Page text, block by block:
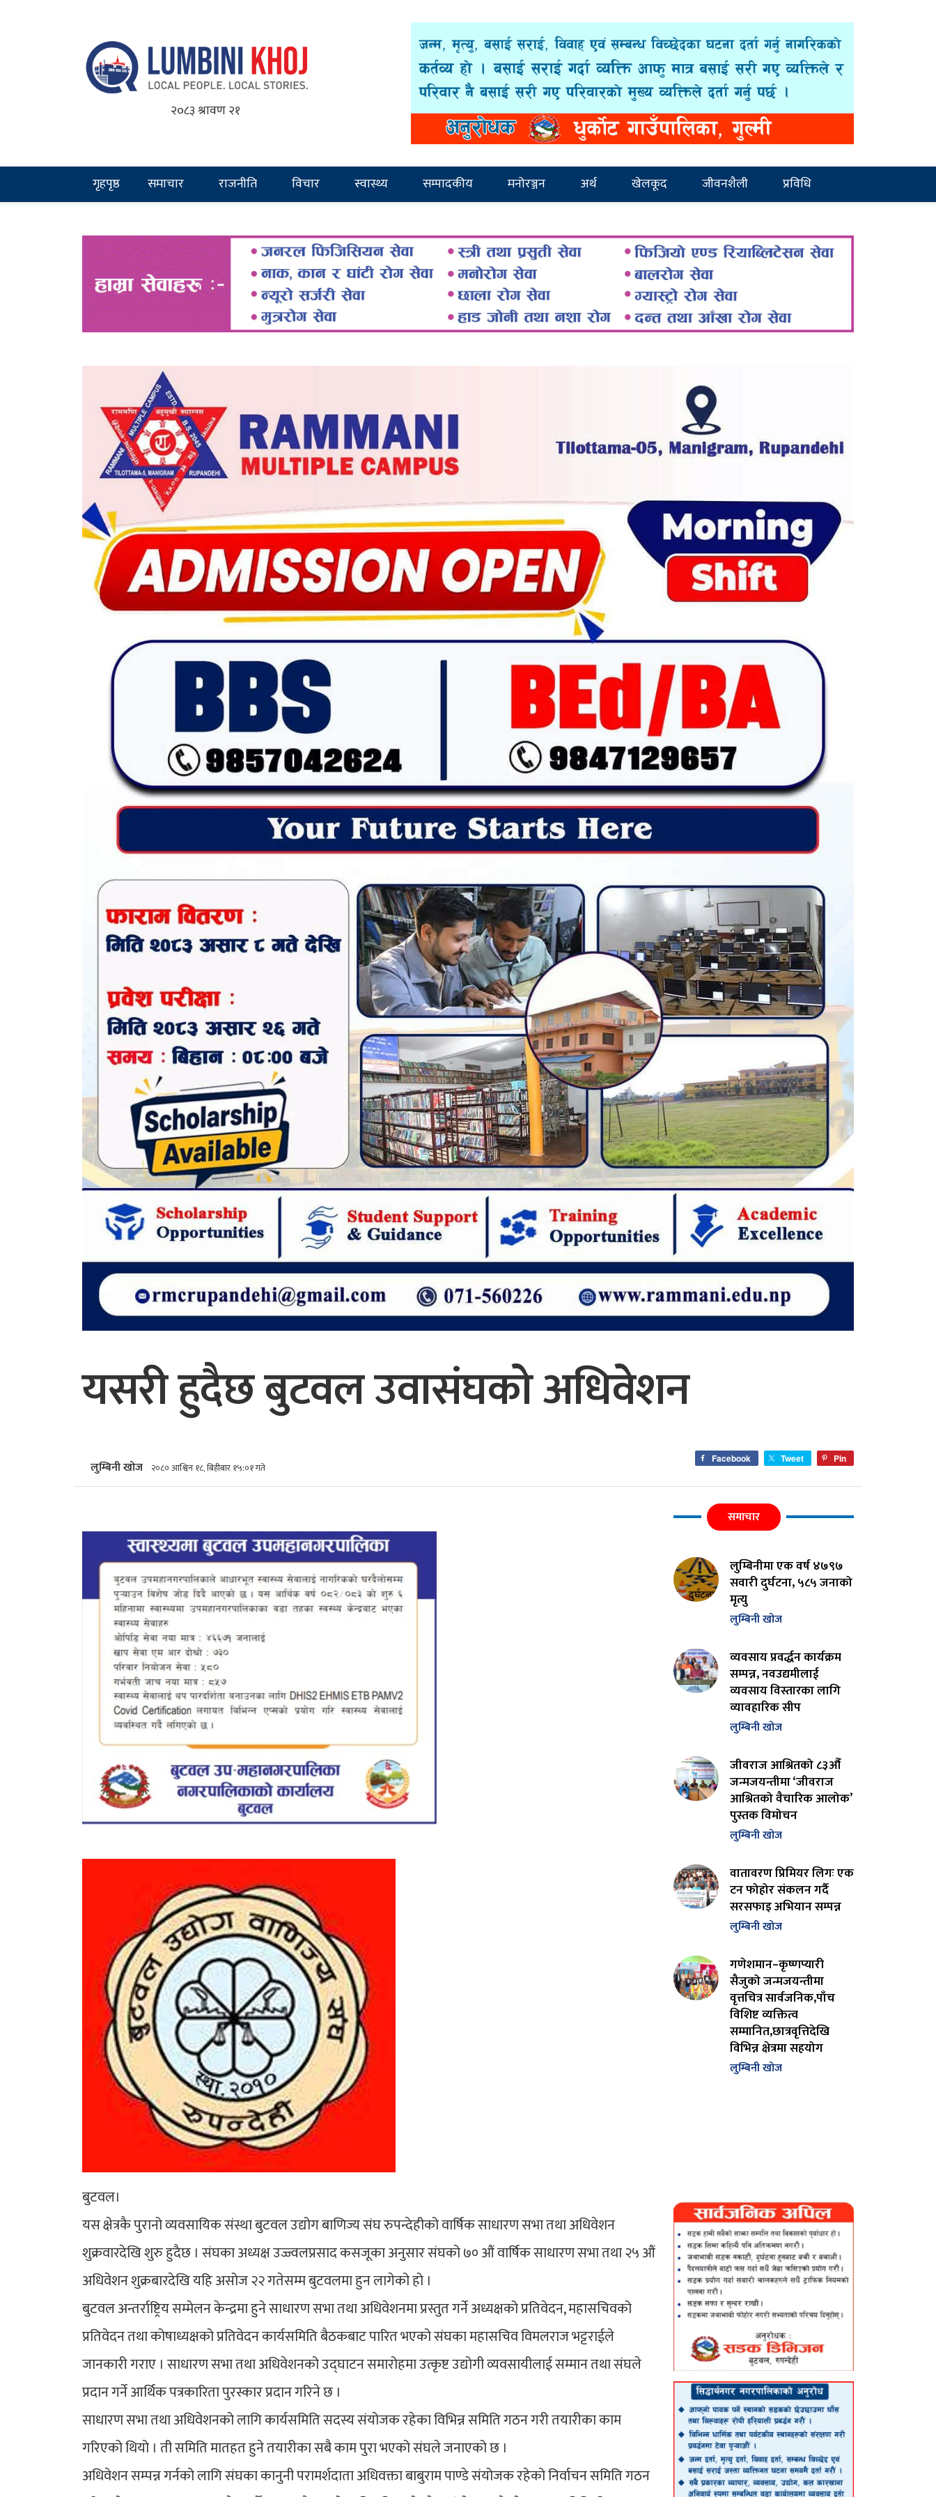
२०८३ श्रावण २१
गृहपृष्ठ समाचार राजनीति विचार स्वास्थ्य सम्पादकीय मनोरञ्जन अर्थ खेलकूद जीवनशैली प्रविधि
यसरी हुदैछ बुटवल उवासंघको अधिवेशन
लुम्बिनी खोज २०८० आश्विन १८, बिहीबार १५:०१ गते
Facebook Tweet Pin
बुटवल।
यस क्षेत्रकै पुरानो व्यवसायिक संस्था बुटवल उद्योग बाणिज्य संघ रुपन्देहीको वार्षिक साधारण सभा तथा अधिवेशन
शुक्रवारदेखि शुरु हुदैछ । संघका अध्यक्ष उज्ज्वलप्रसाद कसजूका अनुसार संघको ७० औं वार्षिक साधारण सभा तथा २५ औं
अधिवेशन शुक्रबारदेखि यहि असोज २२ गतेसम्म बुटवलमा हुन लागेको हो ।
बुटवल अन्तर्राष्ट्रिय सम्मेलन केन्द्रमा हुने साधारण सभा तथा अधिवेशनमा प्रस्तुत गर्ने अध्यक्षको प्रतिवेदन, महासचिवको
प्रतिवेदन तथा कोषाध्यक्षको प्रतिवेदन कार्यसमिति बैठकबाट पारित भएको संघका महासचिव विमलराज भट्टराईले
जानकारी गराए । साधारण सभा तथा अधिवेशनको उद्घाटन समारोहमा उत्कृष्ट उद्योगी व्यवसायीलाई सम्मान तथा संघले
प्रदान गर्ने आर्थिक पत्रकारिता पुरस्कार प्रदान गरिने छ ।
साधारण सभा तथा अधिवेशनको लागि कार्यसमिति सदस्य संयोजक रहेका विभिन्न समिति गठन गरी तयारीका काम
गरिएको थियो । ती समिति मातहत हुने तयारीका सबै काम पुरा भएको संघले जनाएको छ ।
अधिवेशन सम्पन्न गर्नको लागि संघका कानुनी परामर्शदाता अधिवक्ता बाबुराम पाण्डे संयोजक रहेको निर्वाचन समिति गठन
समाचार
लुम्बिनीमा एक वर्ष ४७९७
सवारी दुर्घटना, ५८५ जनाको
मृत्यु
लुम्बिनी खोज
व्यवसाय प्रवर्द्धन कार्यक्रम
सम्पन्न, नवउद्यमीलाई
व्यवसाय विस्तारका लागि
व्यावहारिक सीप
लुम्बिनी खोज
जीवराज आश्रितको ८३औँ
जन्मजयन्तीमा ‘जीवराज
आश्रितको वैचारिक आलोक’
पुस्तक विमोचन
लुम्बिनी खोज
वातावरण प्रिमियर लिगः एक
टन फोहोर संकलन गर्दै
सरसफाइ अभियान सम्पन्न
लुम्बिनी खोज
गणेशमान–कृष्णप्यारी
सैजुको जन्मजयन्तीमा
वृत्तचित्र सार्वजनिक,पाँच
विशिष्ट व्यक्तित्व
सम्मानित,छात्रवृत्तिदेखि
विभिन्न क्षेत्रमा सहयोग
लुम्बिनी खोज